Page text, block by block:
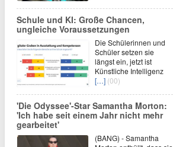
Schule und KI: Große Chancen,
ungleiche Voraussetzungen
Die Schülerinnen und
Schüler setzen sie
längst ein, jetzt ist
Künstliche Intelligenz
[…] (00)
'Die Odyssee'-Star Samantha Morton:
'Ich habe seit einem Jahr nicht mehr
gearbeitet'
(BANG) - Samantha